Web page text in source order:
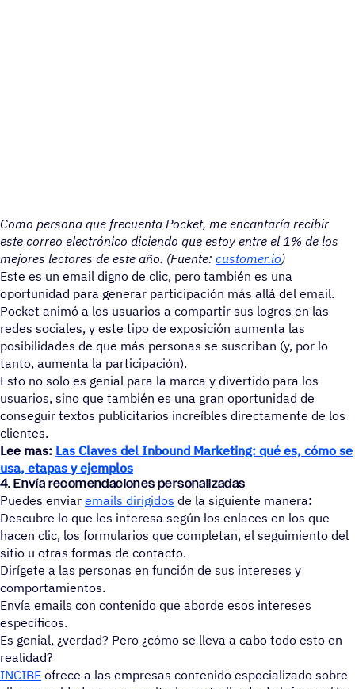
Como persona que frecuenta Pocket, me encantaría recibir
este correo electrónico diciendo que estoy entre el 1% de los
mejores lectores de este año. (Fuente: customer.io)
Este es un email digno de clic, pero también es una
oportunidad para generar participación más allá del email.
Pocket animó a los usuarios a compartir sus logros en las
redes sociales, y este tipo de exposición aumenta las
posibilidades de que más personas se suscriban (y, por lo
tanto, aumenta la participación).
Esto no solo es genial para la marca y divertido para los
usuarios, sino que también es una gran oportunidad de
conseguir textos publicitarios increíbles directamente de los
clientes.
Lee mas: Las Claves del Inbound Marketing: qué es, cómo se
usa, etapas y ejemplos
4. Envía recomendaciones personalizadas
Puedes enviar emails dirigidos de la siguiente manera:
Descubre lo que les interesa según los enlaces en los que
hacen clic, los formularios que completan, el seguimiento del
sitio u otras formas de contacto.
Dirígete a las personas en función de sus intereses y
comportamientos.
Envía emails con contenido que aborde esos intereses
específicos.
Es genial, ¿verdad? Pero ¿cómo se lleva a cabo todo esto en
realidad?
INCIBE ofrece a las empresas contenido especializado sobre